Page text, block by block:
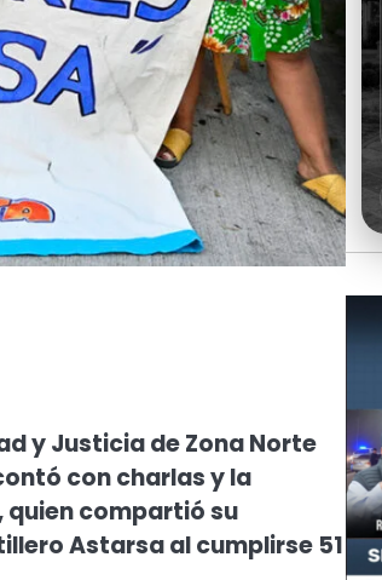
y Justicia de Zona Norte
con charlas y la
quien compartió su
Astarsa al cumplirse 51